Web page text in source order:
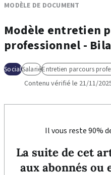
MODÈLE DE DOCUMENT
Modèle entretien
professionnel -
SocialSalariéEntretien parcours
Contenu vérifié le 21/11/
Il vous reste 90%
La suite de cet
aux abonnés ou